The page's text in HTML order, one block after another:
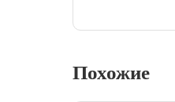
Похожие